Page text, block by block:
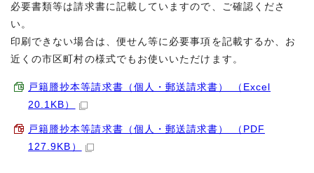
必要書類等は請求書に記載していますので、ご確認くださ
い。
印刷できない場合は、便せん等に必要事項を記載するか、お
近くの市区町村の様式でもお使いいただけます。
戸籍謄抄本等請求書（個人・郵送請求書） （Excel
20.1KB）
戸籍謄抄本等請求書（個人・郵送請求書） （PDF
127.9KB）